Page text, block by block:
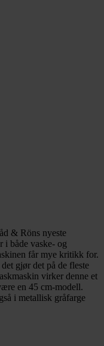
& Röns nyeste
i både vaske- og
får mye kritikk for.
gjør det på de fleste
virker denne et
en 45 cm-modell.
i metallisk gråfarge